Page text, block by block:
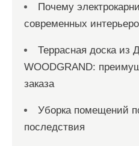
Почему
современных
Террасная доска из
WOODGRAND:
заказа
Уборка помещений
последствия